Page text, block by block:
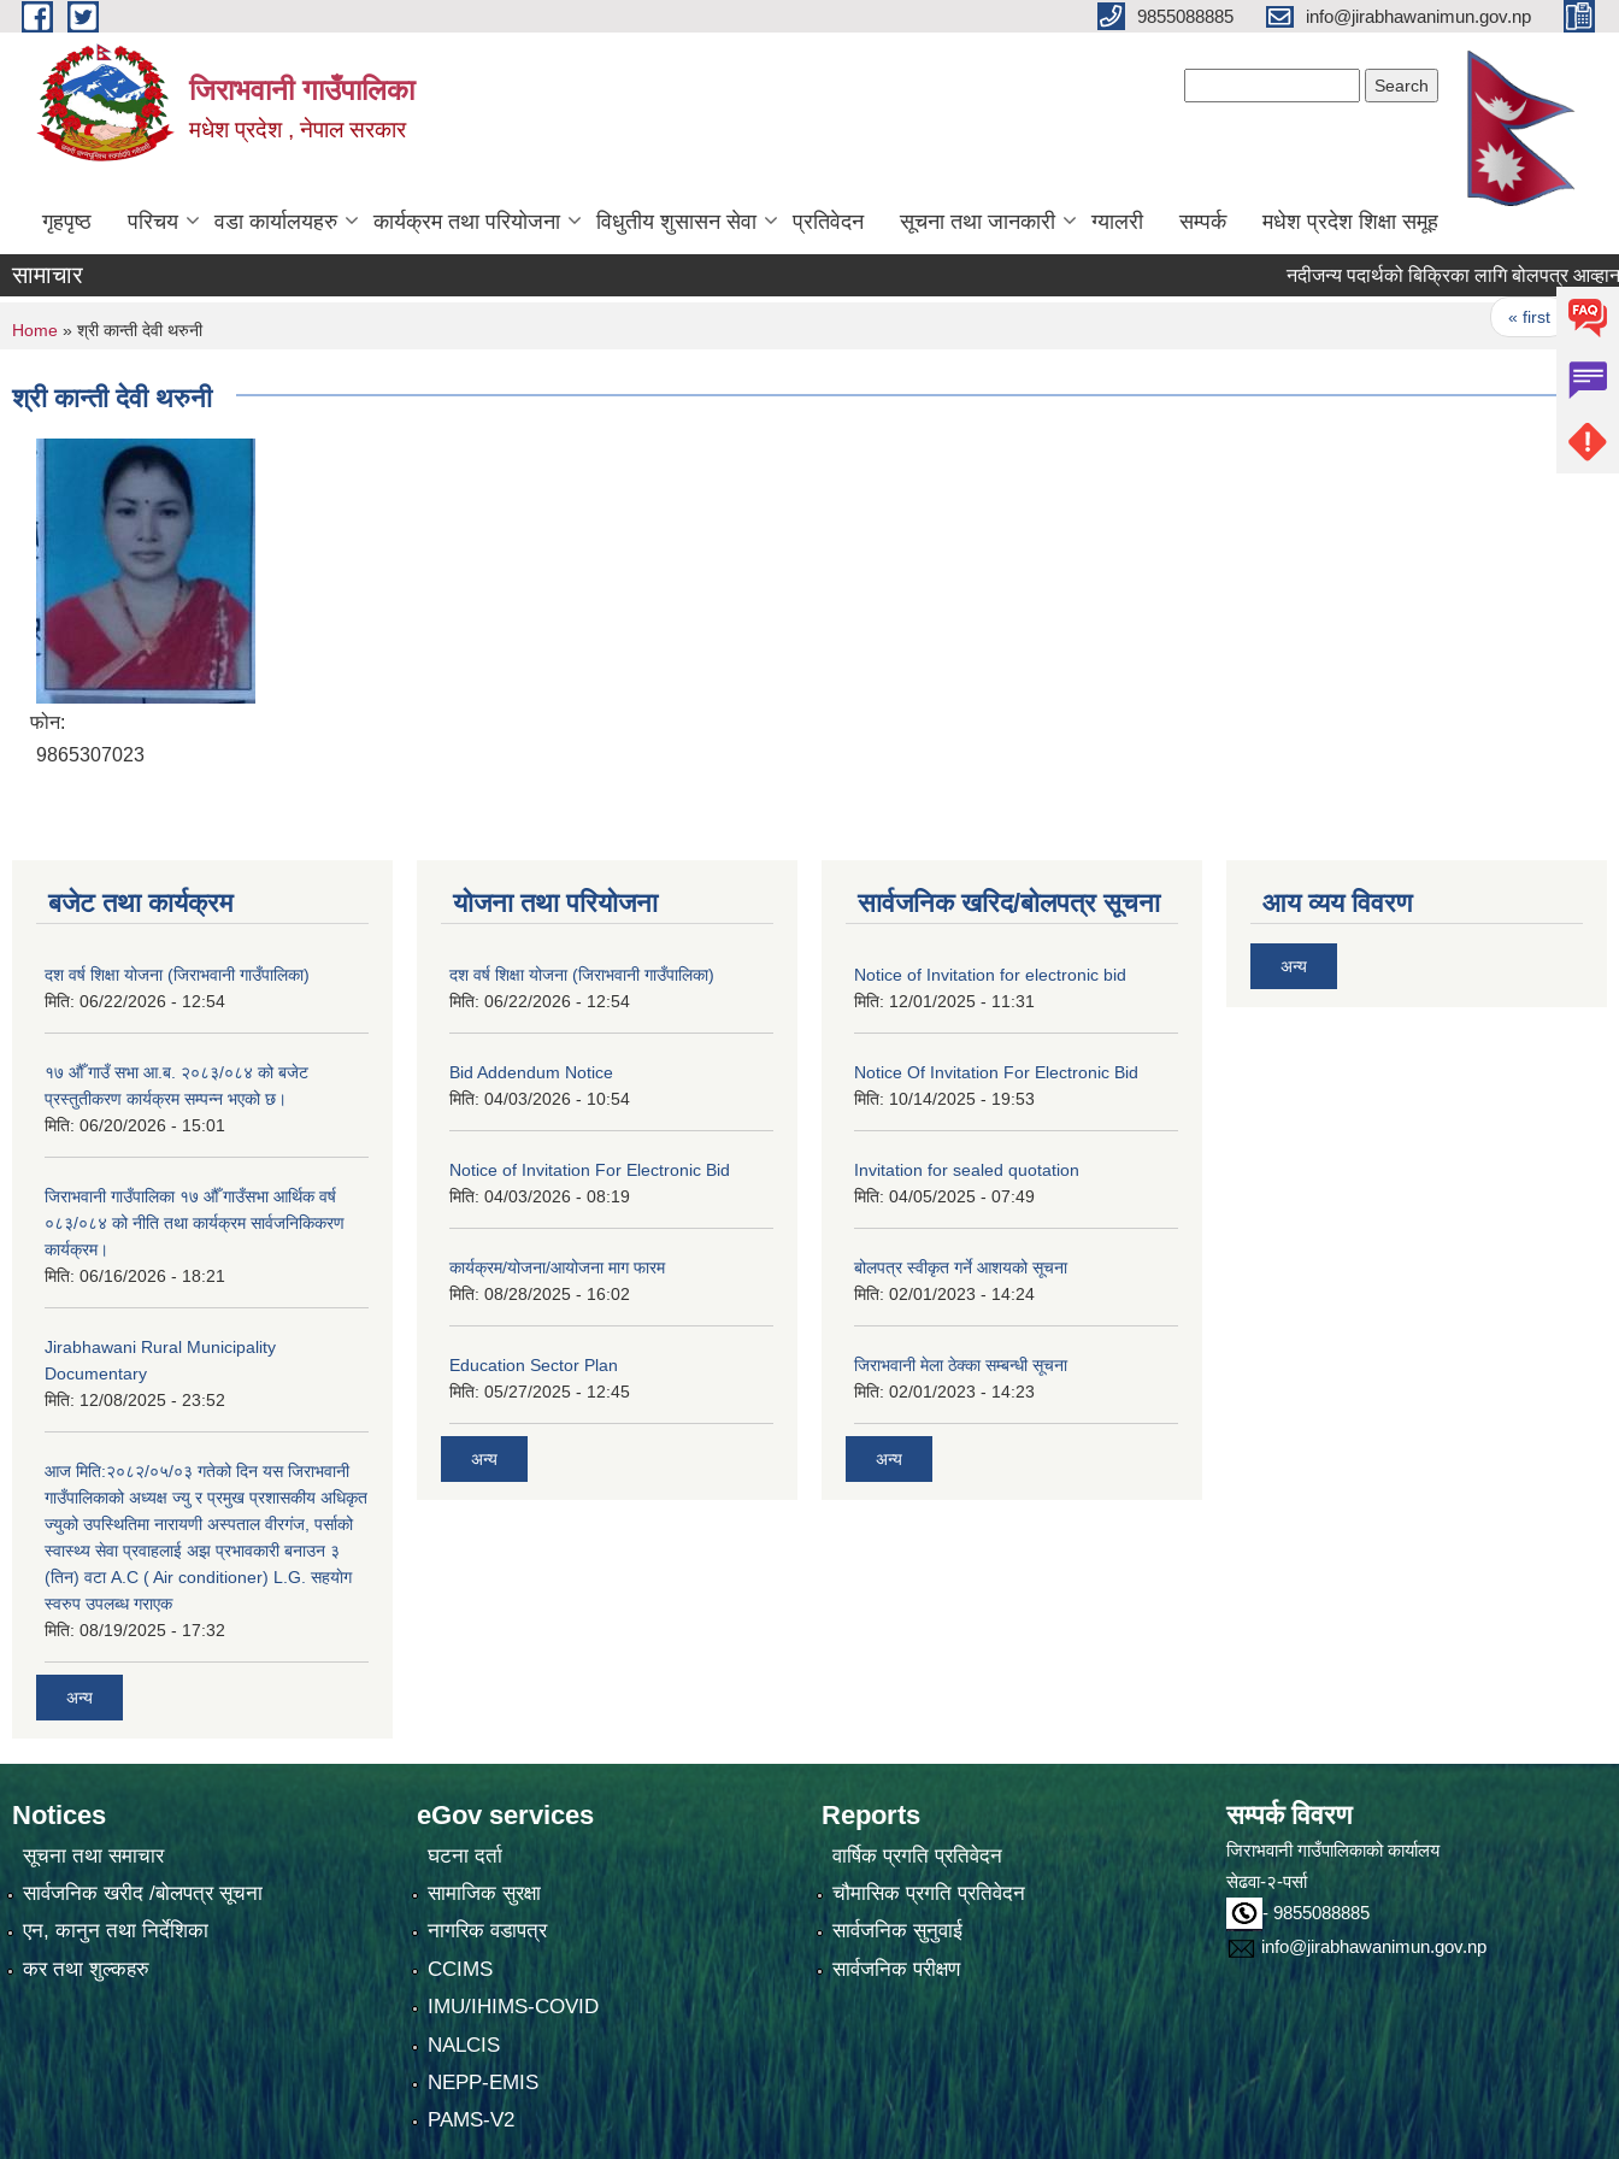
Skip to main content 9855088885 info@jirabhawanimun.gov.np
जिराभवानी गाउँपालिका
मधेश प्रदेश , नेपाल सरकार
गृहपृष्ठ परिचय वडा कार्यालयहरु कार्यक्रम तथा परियोजना विधुतीय शुसासन सेवा प्रतिवेदन सूचना तथा जानकारी ग्यालरी सम्पर्क मधेश प्रदेश शिक्षा समूह
सामाचार नदीजन्य पदार्थको बिक्रिका लागि बोलपत्र
« first ‹
You are here
Home » श्री कान्ती देवी थरुनी
श्री कान्ती देवी थरुनी
फोन:
9865307023
बजेट तथा कार्यक्रम
दश वर्ष शिक्षा योजना (जिराभवानी गाउँपालिका)
मिति: 06/22/2026 - 12:54
१७ औँ गाउँ सभा आ.ब. २०८३/०८४ को बजेट
प्रस्तुतीकरण कार्यक्रम सम्पन्न भएको छ।
मिति: 06/20/2026 - 15:01
जिराभवानी गाउँपालिका १७ औँ गाउँसभा आर्थिक वर्ष
०८३/०८४ को नीति तथा कार्यक्रम सार्वजनिकिकरण
कार्यक्रम।
मिति: 06/16/2026 - 18:21
Jirabhawani Rural Municipality
Documentary
मिति: 12/08/2025 - 23:52
आज मिति:२०८२/०५/०३ गतेको दिन यस जिराभवानी
गाउँपालिकाको अध्यक्ष ज्यु र प्रमुख प्रशासकीय अधिकृत
ज्युको उपस्थितिमा नारायणी अस्पताल वीरगंज, पर्साको
स्वास्थ्य सेवा प्रवाहलाई अझ प्रभावकारी बनाउन ३
(तिन) वटा A.C ( Air conditioner) L.G. सहयाेग
स्वरुप उपलब्ध गराएक
मिति: 08/19/2025 - 17:32
अन्य
योजना तथा परियोजना
दश वर्ष शिक्षा योजना (जिराभवानी गाउँपालिका)
मिति: 06/22/2026 - 12:54
Bid Addendum Notice
मिति: 04/03/2026 - 10:54
Notice of Invitation For Electronic Bid
मिति: 04/03/2026 - 08:19
कार्यक्रम/योजना/आयोजना माग फारम
मिति: 08/28/2025 - 16:02
Education Sector Plan
मिति: 05/27/2025 - 12:45
अन्य
सार्वजनिक खरिद/बोलपत्र सूचना
Notice of Invitation for electronic bid
मिति: 12/01/2025 - 11:31
Notice Of Invitation For Electronic Bid
मिति: 10/14/2025 - 19:53
Invitation for sealed quotation
मिति: 04/05/2025 - 07:49
बोलपत्र स्वीकृत गर्ने आशयको सूचना
मिति: 02/01/2023 - 14:24
जिराभवानी मेला ठेक्का सम्बन्धी सूचना
मिति: 02/01/2023 - 14:23
अन्य
आय व्यय विवरण
अन्य
Notices
सूचना तथा समाचार
सार्वजनिक खरीद /बोलपत्र सूचना
एन, कानुन तथा निर्देशिका
कर तथा शुल्कहरु
eGov services
घटना दर्ता
सामाजिक सुरक्षा
नागरिक वडापत्र
CCIMS
IMU/IHIMS-COVID
NALCIS
NEPP-EMIS
PAMS-V2
Reports
वार्षिक प्रगति प्रतिवेदन
चौमासिक प्रगति प्रतिवेदन
सार्वजनिक सुनुवाई
सार्वजनिक परीक्षण
सम्पर्क विवरण
जिराभवानी गाउँपालिकाको कार्यालय
सेढवा-२-पर्सा
- 9855088885
info@jirabhawanimun.gov.np